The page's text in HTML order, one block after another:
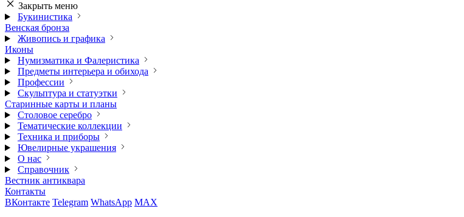
Закрыть меню
Букинистика
Венская бронза
Живопись и графика
Иконы
Нумизматика и Фалеристика
Предметы интерьера и обихода
Профессии
Скульптура и статуэтки
Старинные карты и планы
Столовое серебро
Тематические коллекции
Техника и приборы
Ювелирные украшения
О нас
Справочник
Вестник антиквара
Контакты
ВКонтакте Telegram WhatsApp MAX